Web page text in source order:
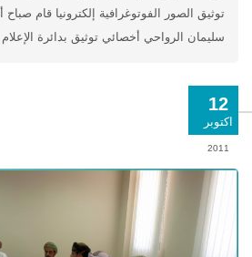
توثيق الصور الفوتوغرافية إلكترونيا قام
سليمان الرواحي أخصائي توثيق بدائرة الإعلام
12
اكتوبر
2011